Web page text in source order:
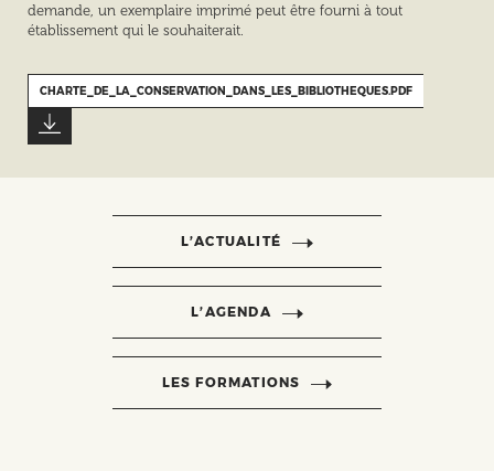
demande, un exemplaire imprimé peut être fourni à tout
établissement qui le souhaiterait.
CHARTE_DE_LA_CONSERVATION_DANS_LES_BIBLIOTHEQUES.PDF
L’ACTUALITÉ
L’AGENDA
LES FORMATIONS